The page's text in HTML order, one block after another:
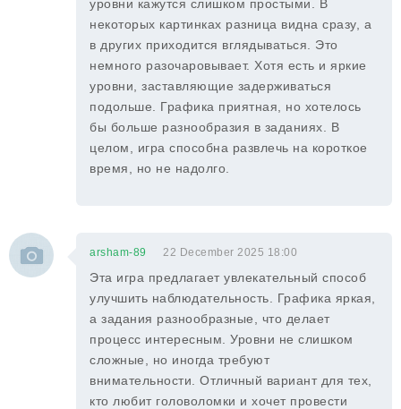
уровни кажутся слишком простыми. В
некоторых картинках разница видна сразу, а
в других приходится вглядываться. Это
немного разочаровывает. Хотя есть и яркие
уровни, заставляющие задерживаться
подольше. Графика приятная, но хотелось
бы больше разнообразия в заданиях. В
целом, игра способна развлечь на короткое
время, но не надолго.
arsham-89 22 December 2025 18:00
Эта игра предлагает увлекательный способ
улучшить наблюдательность. Графика яркая,
а задания разнообразные, что делает
процесс интересным. Уровни не слишком
сложные, но иногда требуют
внимательности. Отличный вариант для тех,
кто любит головоломки и хочет провести